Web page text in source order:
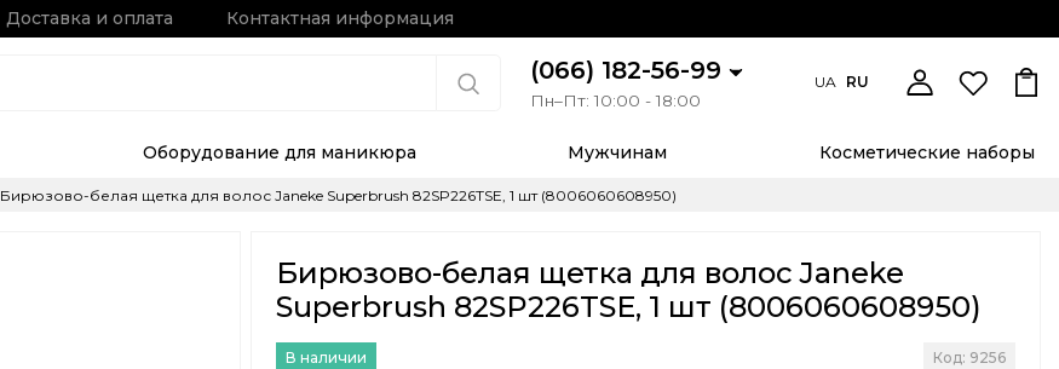
Доставка и оплата Контактная информация
(066) 182-56-99
Пн–Пт: 10:00 - 18:00
UA RU
Оборудование для маникюра Мужчинам Косметические наборы
Бирюзово-белая щетка для волос Janeke Superbrush 82SP226TSE, 1 шт (8006060608950)
Бирюзово-белая щетка для волос Janeke
Superbrush 82SP226TSE, 1 шт (8006060608950)
В наличии Код: 9256